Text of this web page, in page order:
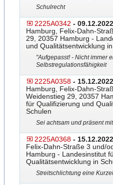
Schulrecht
2225A0342 -
Hamburg, Felix-Dahn-
29, 20357 Hamburg -
und Qualitätsentwicklung
"Aufgepasst! - Nicht immer
Selbstregulationsfähigkeit
2225A0358 - 15.12.2022
Hamburg, Felix-Dahn-
Weidenstieg 29, 20357
für Qualifizierung und
Schulen
Sei achtsam und präsent
2225A0368 - 15.12.2022
Felix-Dahn-Straße 3 und/
Hamburg - Landesinstitut
Qualitätsentwicklung in
Streitschlichtung eine